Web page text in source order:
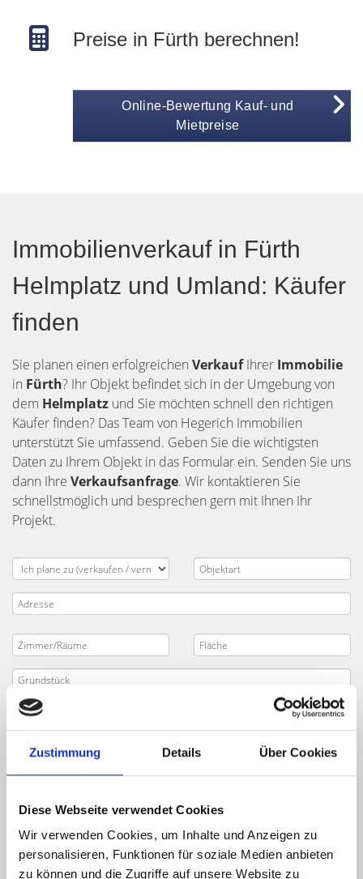
Zustimmung Details Über Cookies
Diese Webseite verwendet Cookies
Wir verwenden Cookies, um Inhalte und Anzeigen zu
personalisieren, Funktionen für soziale Medien anbieten
zu können und die Zugriffe auf unsere Website zu
Preise in Fürth berechnen!
Online-Bewertung Kauf- und
Mietpreise
Immobilienverkauf in Fürth
Helmplatz und Umland: Käufer
finden
Sie planen einen erfolgreichen VerkaufIhrer Immobilie
in Fürth? Ihr Objekt befindet sich in der Umgebung von
dem Helmplatz und Sie möchten schnell den richtigen
Käufer finden? Das Team von Hegerich Immobilien
unterstützt Sie umfassend. Geben Sie die wichtigsten
Daten zu Ihrem Objekt in das Formular ein. Senden Sie uns
dann Ihre Verkaufsanfrage. Wir kontaktieren Sie
schnellstmöglich und besprechen gern mit Ihnen Ihr
Projekt.